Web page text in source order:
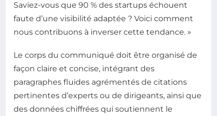
Saviez-vous que 90 % des startups échouent
faute d’une visibilité adaptée ? Voici comment
nous contribuons à inverser cette tendance. »
Le corps du communiqué doit être organisé de
façon claire et concise, intégrant des
paragraphes fluides agrémentés de citations
pertinentes d’experts ou de dirigeants, ainsi que
des données chiffrées qui soutiennent le